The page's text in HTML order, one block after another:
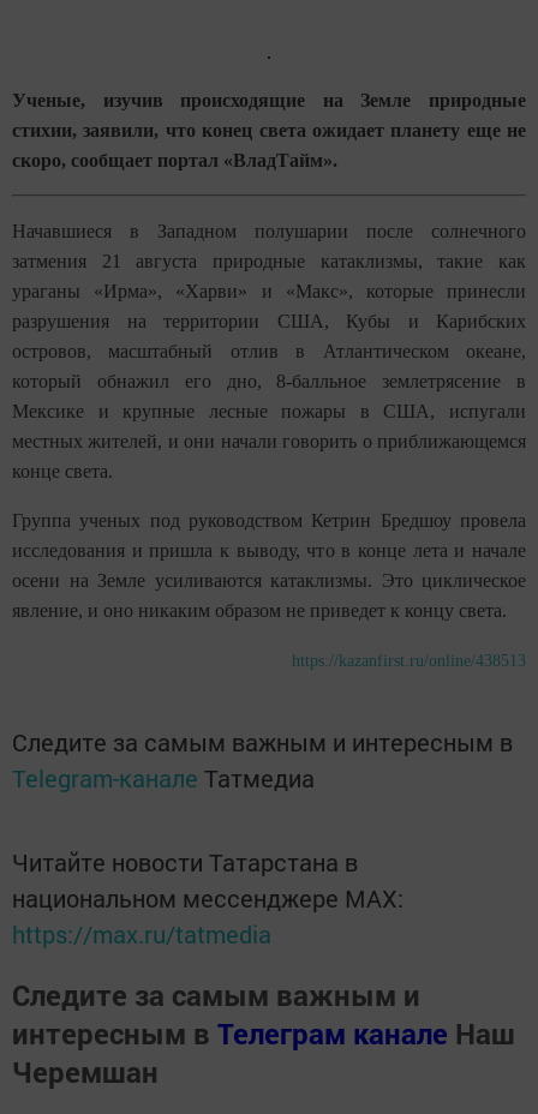
Ученые, изучив происходящие на Земле природные
стихии, заявили, что конец света ожидает планету еще не
скоро, сообщает портал «ВладТайм».
Начавшиеся в Западном полушарии после солнечного
затмения 21 августа природные катаклизмы, такие как
ураганы «Ирма», «Харви» и «Макс», которые принесли
разрушения на территории США, Кубы и Карибских
островов, масштабный отлив в Атлантическом океане,
который обнажил его дно, 8-балльное землетрясение в
Мексике и крупные лесные пожары в США, испугали
местных жителей, и они начали говорить о приближающемся
конце света.
Группа ученых под руководством Кетрин Бредшоу провела
исследования и пришла к выводу, что в конце лета и начале
осени на Земле усиливаются катаклизмы. Это циклическое
явление, и оно никаким образом не приведет к концу света.
https://kazanfirst.ru/online/438513
Следите за самым важным и интересным в
Telegram-канале Татмедиа
Читайте новости Татарстана в
национальном мессенджере MАХ:
https://max.ru/tatmedia
Следите за самым важным и
интересным в Телеграм канале Наш
Черемшан